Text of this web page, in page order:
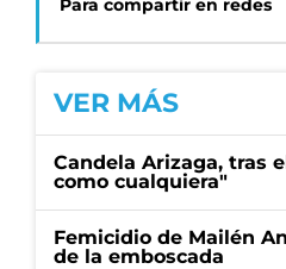
Para compartir en redes
VER MÁS
Candela Arizaga, tras
como cualquiera"
Femicidio de Mailén
de la emboscada